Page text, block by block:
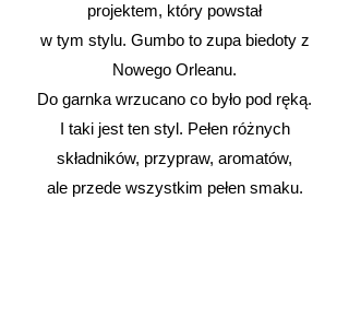
projektem, który powstał
w tym stylu. Gumbo to zupa biedoty z
Nowego Orleanu.
Do garnka wrzucano co było pod ręką.
I taki jest ten styl. Pełen różnych
składników, przypraw, aromatów,
ale przede wszystkim pełen smaku.